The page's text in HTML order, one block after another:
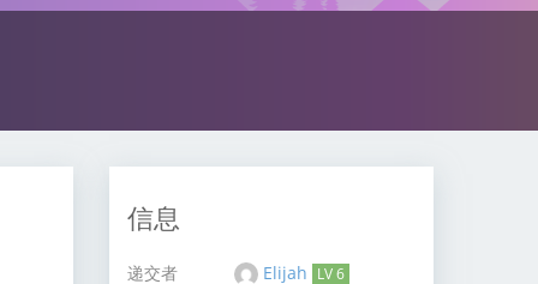
信息
递交者 Elijah LV 6